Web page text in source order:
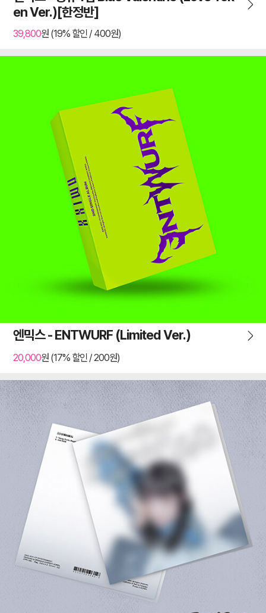
en Ver.)[한정반]
39,800원 (19% 할인 / 400원)
엔믹스 - ENTWURF (Limited Ver.)
20,000원 (17% 할인 / 200원)